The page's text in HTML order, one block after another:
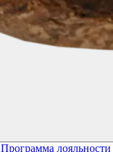
Программа лояльности